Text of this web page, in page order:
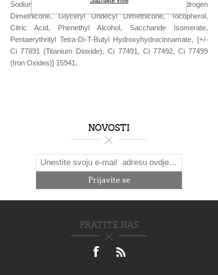
Sodium Citrate, Hexadecene, Aluminum Hydroxide, Hydrogen
Dimethicone, Glyceryl Undecyl Dimethicone, Tocopherol,
Citric Acid, Phenethyl Alcohol, Saccharide Isomerate,
Pentaerythrityl Tetra-Di-T-Butyl Hydroxyhydrocinnamate, [+/-
Ci 77891 (Titanium Dioxide), Ci 77491, Ci 77492, Ci 77499
(Iron Oxides)] 15941.
NOVOSTI
PRATITE NAS